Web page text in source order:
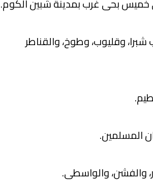
بحى غرب بمدينة شبين الكوم.
وقليوب، وطوخ، والقناطر
المسلمين.
والفشن، والواسطى.